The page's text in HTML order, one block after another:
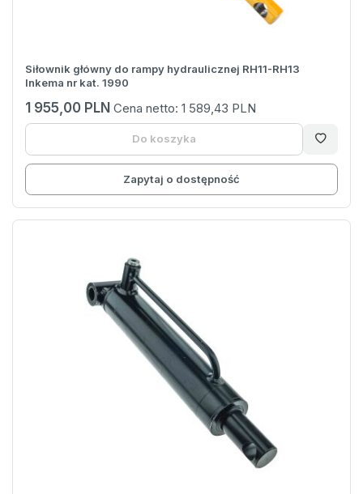
Siłownik główny do rampy hydraulicznej RH11-RH13
Inkema nr kat. 1990
1 955,00 PLN Cena netto: 1 589,43 PLN
Do koszyka
Zapytaj o dostępność